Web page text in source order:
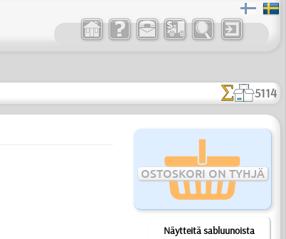
5114
OSTOSKORI ON TYHJÄ
Näytteitä sabluunoista